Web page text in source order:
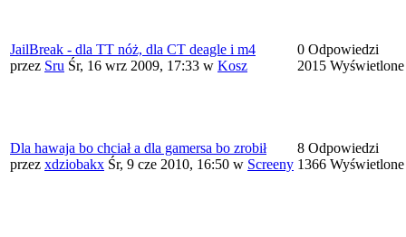
JailBreak - dla TT nóż, dla CT deagle i m4
przez Sru Śr, 16 wrz 2009, 17:33 w Kosz
0 Odpowiedzi
2015 Wyświetlone
Dla hawaja bo chciał a dla gamersa bo zrobił
przez xdziobakx Śr, 9 cze 2010, 16:50 w Screeny
8 Odpowiedzi
1366 Wyświetlone